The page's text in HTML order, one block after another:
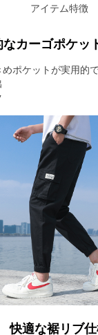
アイテム特徴
なカーゴポケッ
ポケットが実用的
快適な裾リブ